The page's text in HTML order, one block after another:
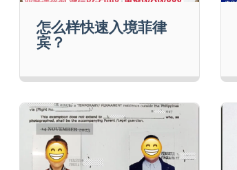
怎么样快速入境菲律
宾？